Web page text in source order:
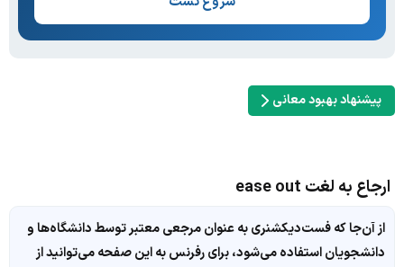
پیشنهاد بهبود معانی
ارجاع به لغت ease out
از آن‌جا که فست‌دیکشنری به عنوان مرجعی معتبر توسط دانشگاه‌ها و
دانشجویان استفاده می‌شود، برای رفرنس به این صفحه می‌توانید از